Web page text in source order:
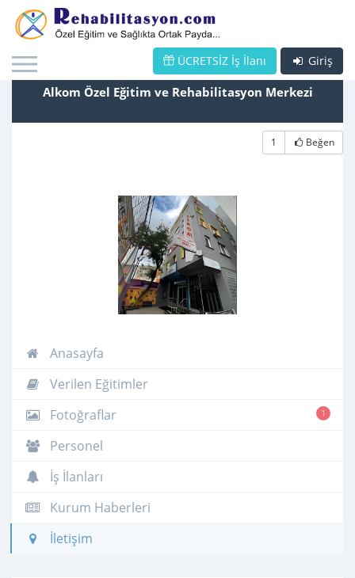
Giriş
ÜCRETSİZ İş İlanı
Alkom Özel Eğitim ve Rehabilitasyon Merkezi
1 Beğen
Anasayfa
Verilen Eğitimler
1
Fotoğraflar
Personel
İş İlanları
Kurum Haberleri
İletişim